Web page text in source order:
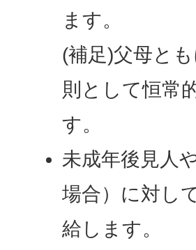
ます。
(補足)父母と
則として恒常
す。
未成年後見人
場合）に対し
給します。